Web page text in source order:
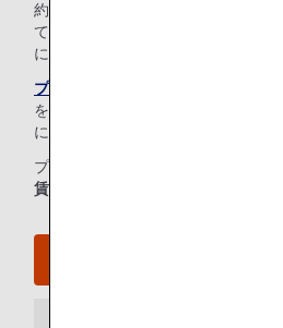
約クラスと運賃の積算率、路線倍
て計算されます。獲得できるプレ
には、
プレミアムポイントシミュレーショ
を入力してください。プレミアム
には、下記の計算式と各情報を参照
プレミアムポイント =
基本区間マ
賃タイプ/ルール別マイル積算率 ×